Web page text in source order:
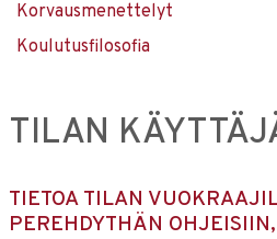
Korvausmenettelyt
Koulutusfilosofia
TILAN
TIETOA TILAN
PEREHDYTHÄN